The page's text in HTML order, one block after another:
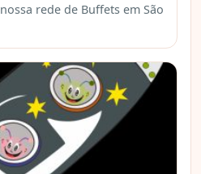
rede de Buffets em São